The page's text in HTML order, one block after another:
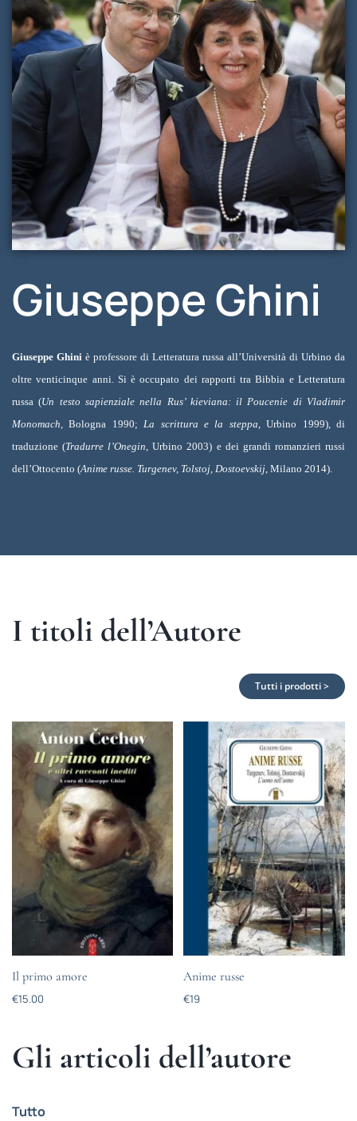
Giuseppe Ghini
Giuseppe Ghini è professore di Letteratura russa all’Università di Urbino da
oltre venticinque anni. Si è occupato dei rapporti tra Bibbia e Letteratura
russa (Un testo sapienziale nella Rus’ kieviana: il Poucenie di Vladimir
Monomach, Bologna 1990;La scrittura e la steppa, Urbino 1999), di
traduzione (Tradurre l’Onegin, Urbino 2003) e dei grandi ro­manzieri russi
dell’Ottocento (Anime russe. Turgenev, Tolstoj, Dostoevskij, Milano 2014).
I titoli dell’Autore
Tutti i prodotti >
Il primo amore
€15.00
Anime russe
€19
Gli articoli dell’autore
Tutto